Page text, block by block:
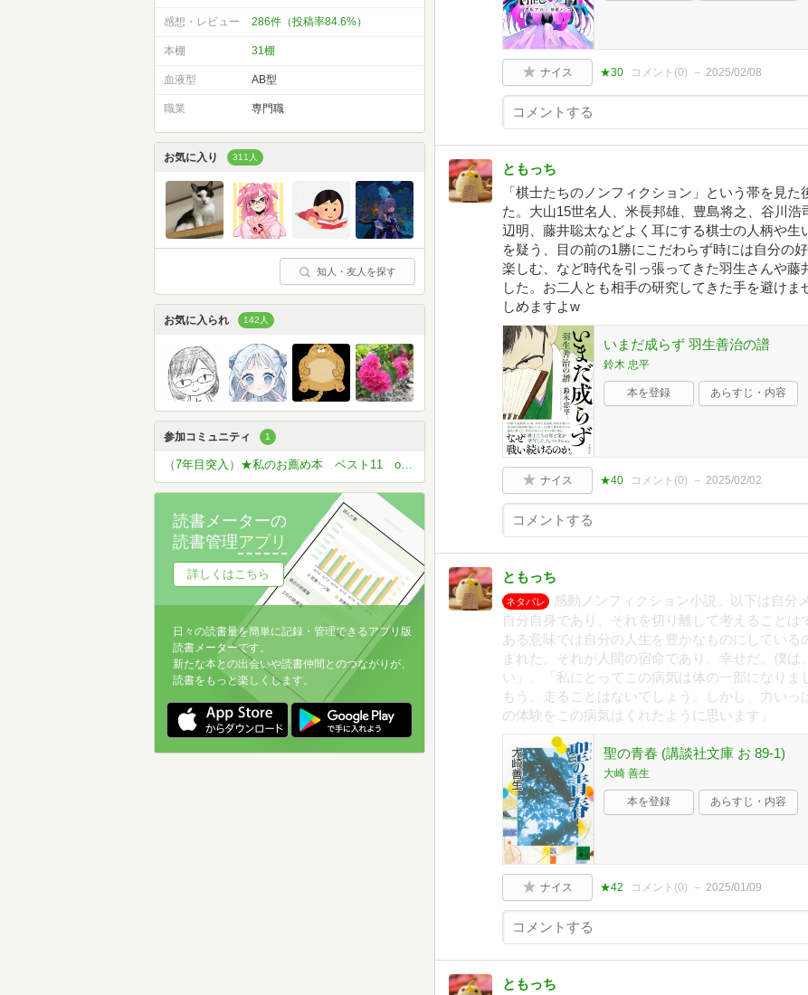
ナイス ★30 コメント(0) 2025/02/08
ともっち
「棋士たちのノンフィクション」という帯を見
た。大山15世名人、米長邦雄、豊島将之、谷川
辺明、藤井聡太などよく耳にする棋士の人柄や
を疑う、目の前の1勝にこだわらず時には自分の
楽しむ、など時代を引っ張ってきた羽生さんや藤
した。お二人とも相手の研究してきた手を避け
しめますよw
いまだ成らず 羽生善治の譜
鈴木 忠平
本を登録 あらすじ・内容
ナイス ★40 コメント(0) 2025/02/02
ともっち
ネタバレ
感動ノンフィクション小説。以下は自分
自分自身であり、それを切り離して考えることは
ある意味では自分の人生を豊かなものにしている
まれた。それが人間の宿命であり、幸せだ。僕
い」、「私にとってこの病気は体の一部になりま
もう、走ることはないでしょう。しかし、力いっ
の体験をこの病気はくれたように思います」
聖の青春 (講談社文庫 お 89-1)
大崎 善生
本を登録 あらすじ・内容
ナイス ★42 コメント(0) 2025/01/09
ともっち
感想・レビュー 286件（投稿率84.6%）
本棚 31棚
血液型 AB型
職業 専門職
お気に入り 311人
知人・友人を探す
お気に入られ 142人
参加コミュニティ 1
（7年目突入）★私のお薦め本 ベスト11 or ベスト5
読書メーターの
読書管理アプリ
詳しくはこちら
日々の読書量を簡単に記録・管理できるアプリ版
読書メーターです。
新たな本との出会いや読書仲間とのつながりが、
読書をもっと楽しくします。